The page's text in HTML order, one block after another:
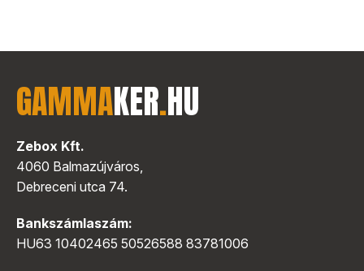
GAMMAKER.HU
Zebox Kft.
4060 Balmazújváros,
Debreceni utca 74.
Bankszámlaszám:
HU63 10402465 50526588 83781006